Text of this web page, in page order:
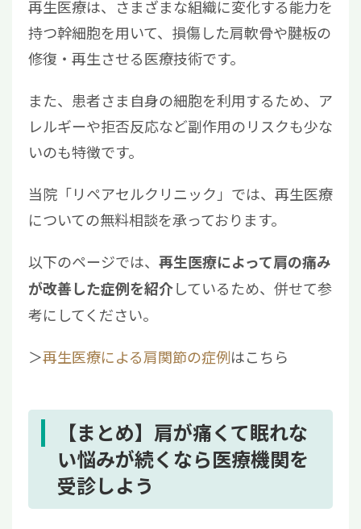
再生医療は、さまざまな組織に変化する能力を
持つ幹細胞を用いて、損傷した肩軟骨や腱板の
修復・再生させる医療技術です。
また、患者さま自身の細胞を利用するため、ア
レルギーや拒否反応など副作用のリスクも少な
いのも特徴です。
当院「リペアセルクリニック」では、再生医療
についての無料相談を承っております。
以下のページでは、 再生医療によって肩の痛み
が改善した症例を紹介しているため、併せて参
考にしてください。
＞再生医療による肩関節の症例はこちら
【まとめ】肩が痛くて眠れな
い悩みが続くなら医療機関を
受診しよう